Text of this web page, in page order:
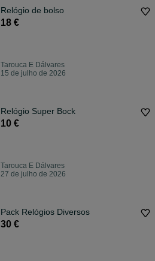
Relógio de bolso
18 €
Tarouca E Dálvares
15 de julho de 2026
Relógio Super Bock
10 €
Tarouca E Dálvares
27 de julho de 2026
Pack Relógios Diversos
30 €